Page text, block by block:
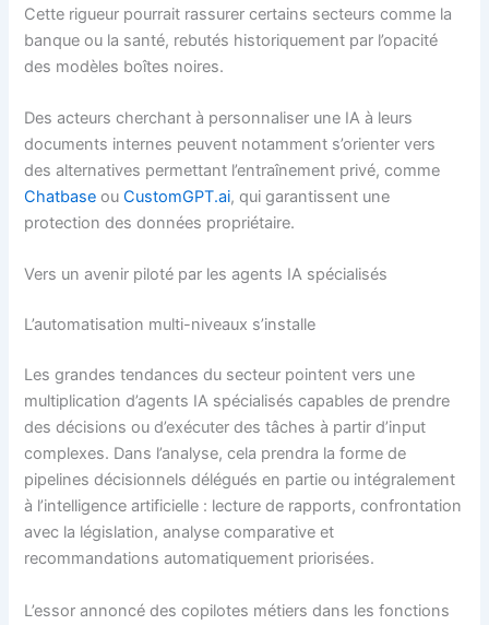
Cette rigueur pourrait rassurer certains secteurs comme la
banque ou la santé, rebutés historiquement par l’opacité
des modèles boîtes noires.
Des acteurs cherchant à personnaliser une IA à leurs
documents internes peuvent notamment s’orienter vers
des alternatives permettant l’entraînement privé, comme
Chatbase ouCustomGPT.ai, qui garantissent une
protection des données propriétaire.
Vers un avenir piloté par les agents IA spécialisés
L’automatisation multi-niveaux s’installe
Les grandes tendances du secteur pointent vers une
multiplication d’agents IA spécialisés capables de prendre
des décisions ou d’exécuter des tâches à partir d’input
complexes. Dans l’analyse, cela prendra la forme de
pipelines décisionnels délégués en partie ou intégralement
à l’intelligence artificielle : lecture de rapports, confrontation
avec la législation, analyse comparative et
recommandations automatiquement priorisées.
L’essor annoncé des copilotes métiers dans les fonctions